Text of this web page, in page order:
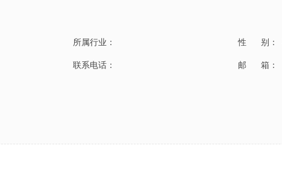
所属行业： 性 别：
联系电话： 邮 箱：